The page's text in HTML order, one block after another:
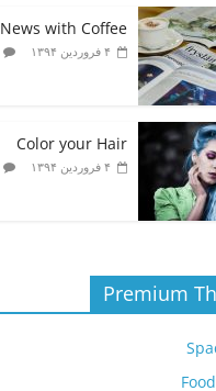
News with Coffee
۴ فروردین ۱۳۹۴
Color your Hair
۴ فروردین ۱۳۹۴
Premium